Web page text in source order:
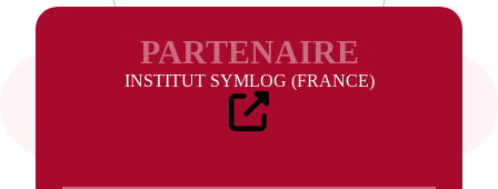
PARTENAIRE
INSTITUT SYMLOG (FRANCE)